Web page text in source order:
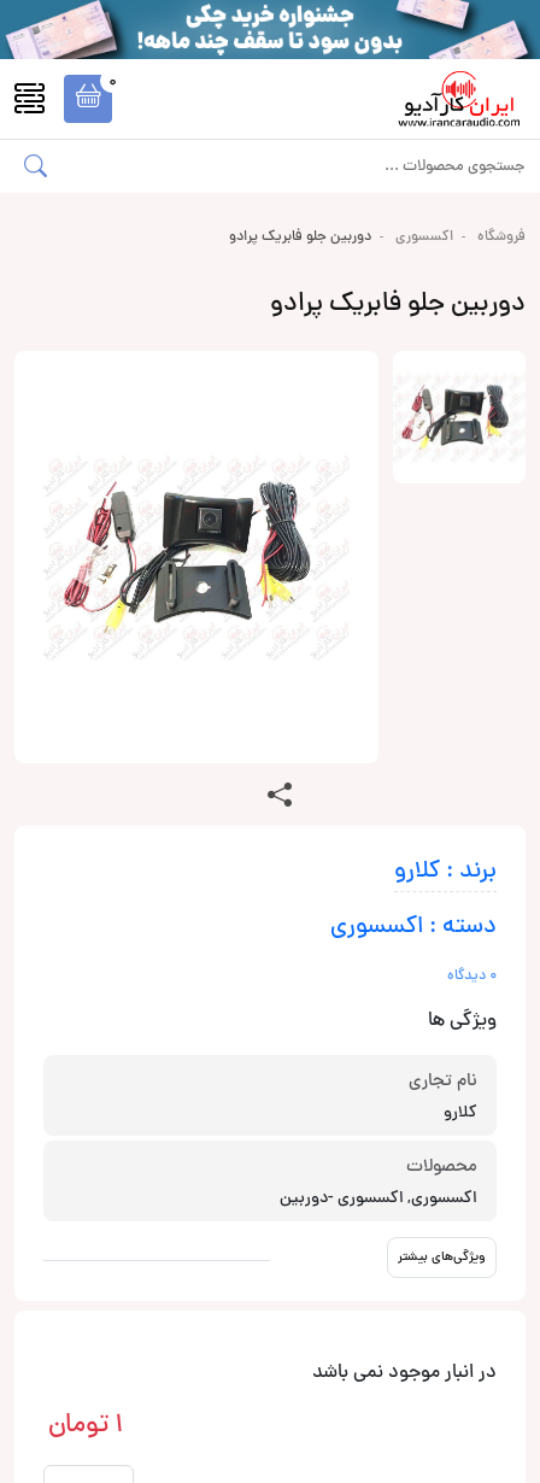
0
فروشگاه اکسسوری دوربین جلو فابریک پرادو
دوربین جلو فابریک پرادو
برند : کلارو
دسته : اکسسوری
0 دیدگاه
ویژگی ها
نام تجاری
کلارو
محصولات
اکسسوری, اکسسوری -دوربین
ویژگی‌های بیشتر
در انبار موجود نمی باشد
1 تومان